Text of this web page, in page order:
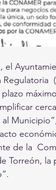
de la
Torreón,